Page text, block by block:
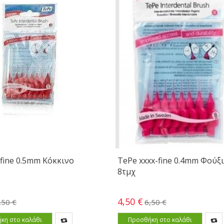
0.5mm Κόκκινο
€
στο καλάθι
TePe xxxx-fine 0.4mm
8τμχ
4,50 € 6,50 €
Προσθήκη στο καλάθι